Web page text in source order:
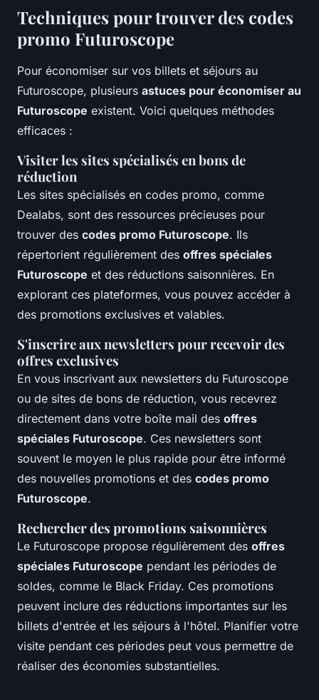
Techniques pour trouver des codes
promo Futuroscope
Pour économiser sur vos billets et séjours au
Futuroscope, plusieurs astuces pour économiser au
Futuroscope existent. Voici quelques méthodes
efficaces :
Visiter les sites spécialisés en bons de
réduction
Les sites spécialisés en codes promo, comme
Dealabs, sont des ressources précieuses pour
trouver des codes promo Futuroscope. Ils
répertorient régulièrement des offres spéciales
Futuroscope et des réductions saisonnières. En
explorant ces plateformes, vous pouvez accéder à
des promotions exclusives et valables.
S'inscrire aux newsletters pour recevoir des
offres exclusives
En vous inscrivant aux newsletters du Futuroscope
ou de sites de bons de réduction, vous recevrez
directement dans votre boîte mail des offres
spéciales Futuroscope. Ces newsletters sont
souvent le moyen le plus rapide pour être informé
des nouvelles promotions et des codes promo
Futuroscope.
Rechercher des promotions saisonnières
Le Futuroscope propose régulièrement des offres
spéciales Futuroscope pendant les périodes de
soldes, comme le Black Friday. Ces promotions
peuvent inclure des réductions importantes sur les
billets d'entrée et les séjours à l'hôtel. Planifier votre
visite pendant ces périodes peut vous permettre de
réaliser des économies substantielles.